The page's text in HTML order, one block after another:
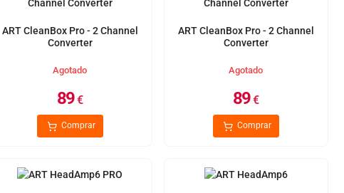
ART CleanBox Pro - 2 Channel
Converter
Agotado
89€
Comprar
ART CleanBox Pro - 2 Channel
Converter
Agotado
89€
Comprar